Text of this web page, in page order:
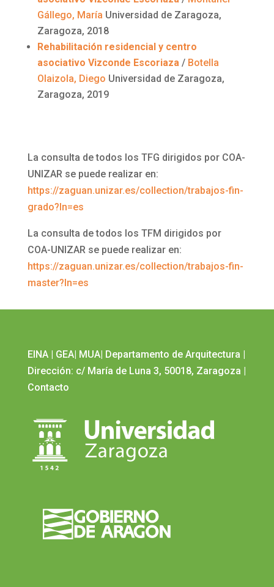
Gállego, María Universidad de Zaragoza,
Zaragoza, 2018
Rehabilitación residencial y centro
asociativo Vizconde Escoriaza/ Botella
Olaizola, Diego Universidad de Zaragoza,
Zaragoza, 2019
La consulta de todos los TFG dirigidos por COA-
UNIZAR se puede realizar en:
https://zaguan.unizar.es/collection/trabajos-fin-
grado?ln=es
La consulta de todos los TFM dirigidos por
COA-UNIZAR se puede realizar en:
https://zaguan.unizar.es/collection/trabajos-fin-
master?ln=es
EINA| GEA| MUA| Departamento de Arquitectura |
Dirección: c/ María de Luna 3, 50018, Zaragoza |
Contacto